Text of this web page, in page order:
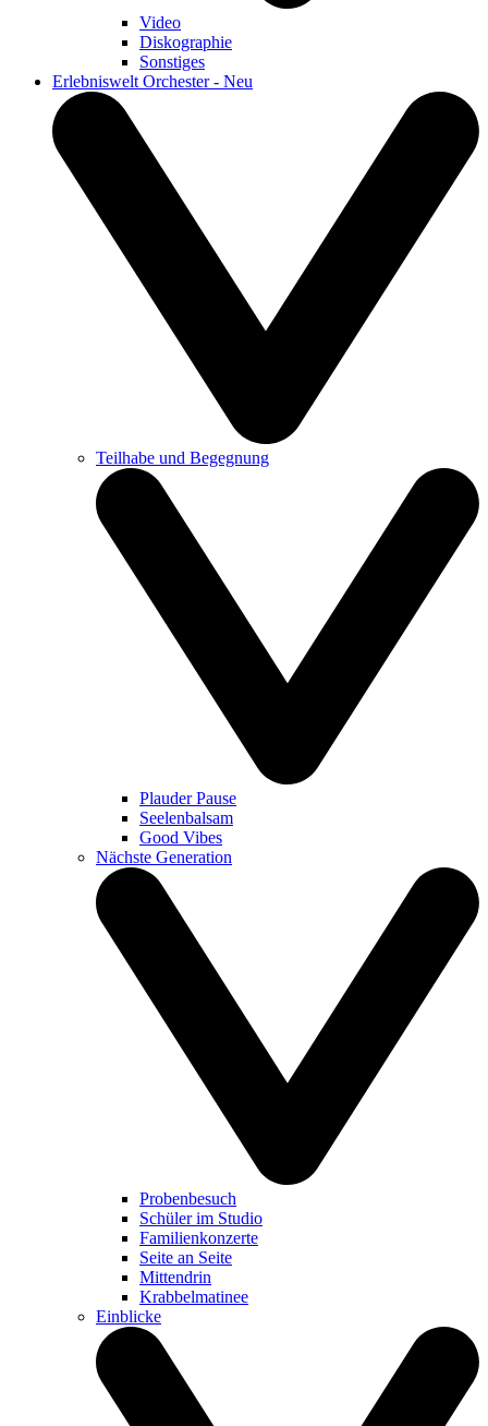
Video
Diskographie
Sonstiges
Erlebniswelt Orchester - Neu
Teilhabe und Begegnung
Plauder Pause
Seelenbalsam
Good Vibes
Nächste Generation
Probenbesuch
Schüler im Studio
Familienkonzerte
Seite an Seite
Mittendrin
Krabbelmatinee
Einblicke